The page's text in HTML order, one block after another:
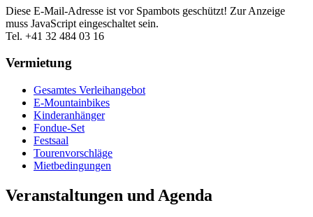
Diese E-Mail-Adresse ist vor Spambots geschützt! Zur Anzeige
muss JavaScript eingeschaltet sein.
Tel. +41 32 484 03 16
Vermietung
Gesamtes Verleihangebot
E-Mountainbikes
Kinderanhänger
Fondue-Set
Festsaal
Tourenvorschläge
Mietbedingungen
Veranstaltungen und Agenda